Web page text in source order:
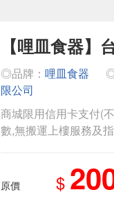
【哩皿食器】
◎品牌： 哩皿食器
限公司
商城限用信用卡支付(
數,無搬運上樓服務及
原價 $